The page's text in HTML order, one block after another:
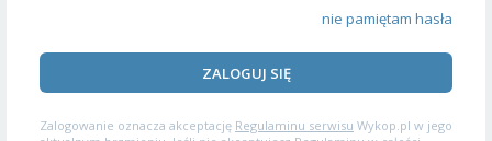
nie pamiętam hasła
ZALOGUJ SIĘ
Zalogowanie oznacza akceptację Regulaminu serwisu Wykop.pl w jego